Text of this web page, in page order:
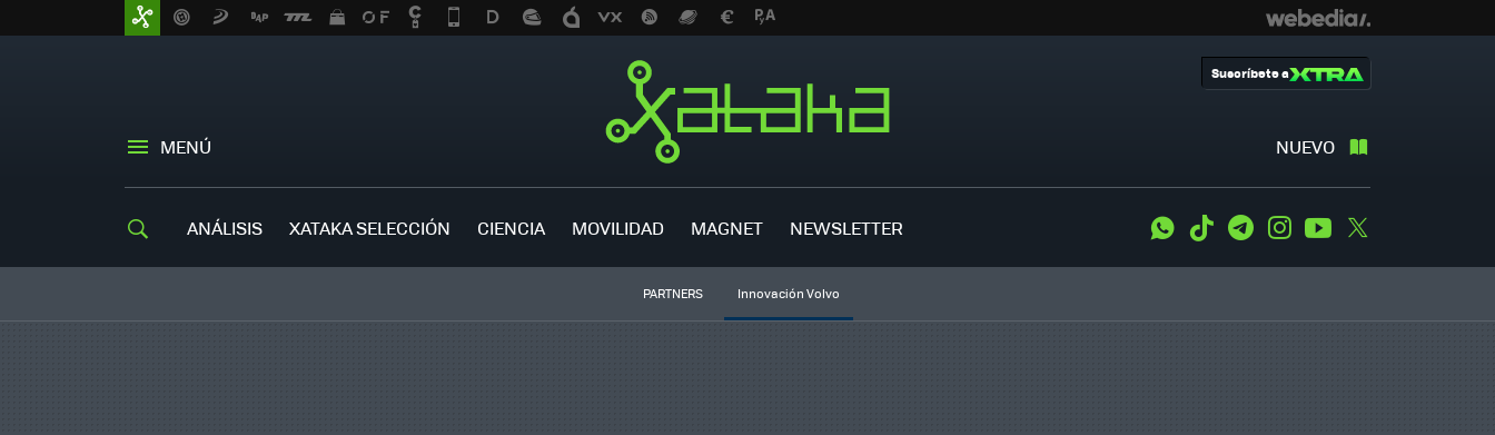
MENÚ NUEVO
Suscríbete a
ANÁLISIS XATAKA SELECCIÓN CIENCIA MOVILIDAD MAGNET NEWSLETTER WhatsApp
Tiktok TelegramInstagramYoutube
PARTNERS Innovación Volvo